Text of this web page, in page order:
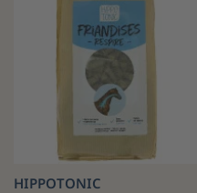
HIPPOTONIC